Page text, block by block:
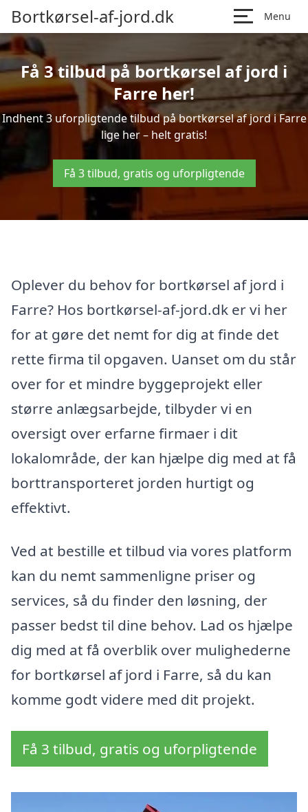
Bortkørsel-af-jord.dk Menu
Få 3 tilbud på bortkørsel af jord i
Farre her!
Indhent 3 uforpligtende tilbud på bortkørsel af jord i Farre
lige her – helt gratis!
Få 3 tilbud, gratis og uforpligtende
Oplever du behov for bortkørsel af jord i
Farre? Hos bortkørsel-af-jord.dk er vi her
for at gøre det nemt for dig at finde det
rette firma til opgaven. Uanset om du står
over for et mindre byggeprojekt eller
større anlægsarbejde, tilbyder vi en
oversigt over erfarne firmaer i dit
lokalområde, der kan hjælpe dig med at få
borttransporteret jorden hurtigt og
effektivt.
Ved at bestille et tilbud via vores platform
kan du nemt sammenligne priser og
services, så du finder den løsning, der
passer bedst til dine behov. Lad os hjælpe
dig med at få overblik over mulighederne
for bortkørsel af jord i Farre, så du kan
komme godt videre med dit projekt.
Få 3 tilbud, gratis og uforpligtende